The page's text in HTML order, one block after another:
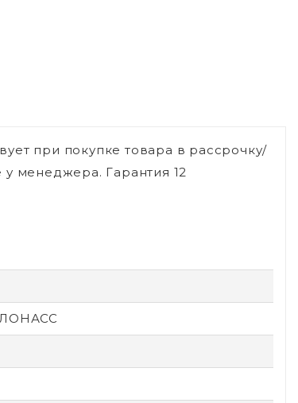
при покупке товара в рассрочку/
у менеджера. Гарантия 12